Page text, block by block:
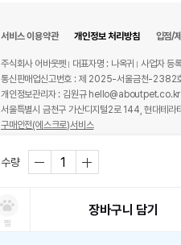
수량
찜
장바구니 담기
서비스 이용약관 개인정보 처리방침 입점/
주식회사 어바웃펫 대표자명 : 나옥귀 사업자
통신판매업신고번호 : 제 2025-서울금천-2382
개인정보관리자 : 김원규 hello@aboutpet.co.kr
서울특별시 금천구 가산디지털2로 144, 현대테
구매안전(에스크로)서비스